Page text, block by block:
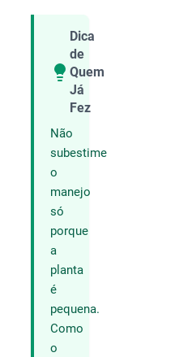
Dica
de
Quem
Já
Fez
Não
subestime
o
manejo
só
porque
a
planta
é
pequena.
Como
o